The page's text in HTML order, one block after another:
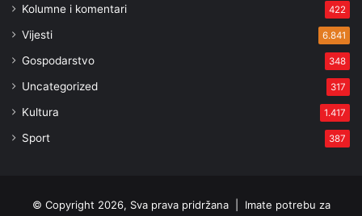
Kolumne i komentari 422
Vijesti 6.841
Gospodarstvo 348
Uncategorized 317
Kultura 1.417
Sport 387
© Copyright 2026, Sva prava pridržana | Imate potrebu za